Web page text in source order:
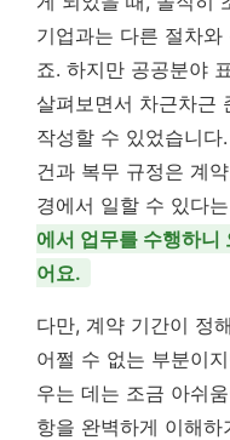
기업과는 다른 절차
죠. 하지만 공공분야
살펴보면서 차근차근
작성할 수 있었습니
건과 복무 규정은 계
경에서 일할 수 있다
에서 업무를 수행하니
어요.
다만, 계약 기간이 정
어쩔 수 없는 부분이
우는 데는 조금 아쉬
항을 완벽하게 이해